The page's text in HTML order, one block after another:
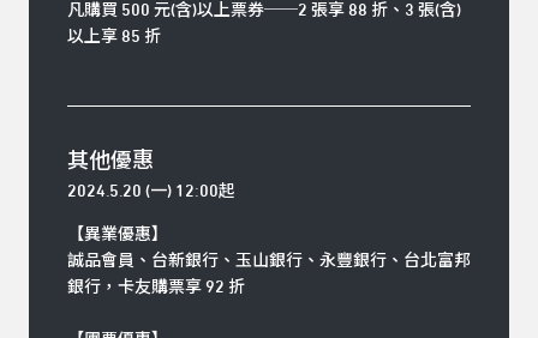
凡購買 500 元(含)以上票券──2 張享 88 折、 3 張(含)
以上享 85 折
其他優惠
2024.5.20 (一) 12:00起
【異業優惠】
誠品會員、台新銀行、玉山銀行、永豐銀行、台北富邦
銀行，卡友購票享 92 折